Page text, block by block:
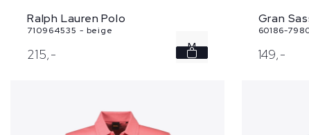
Ralph Lauren Polo
710964535 - beige
215,- M
Gran
60186-
149,-